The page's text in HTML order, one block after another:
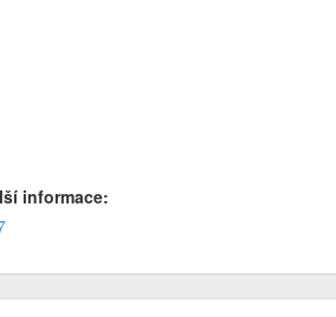
informace: